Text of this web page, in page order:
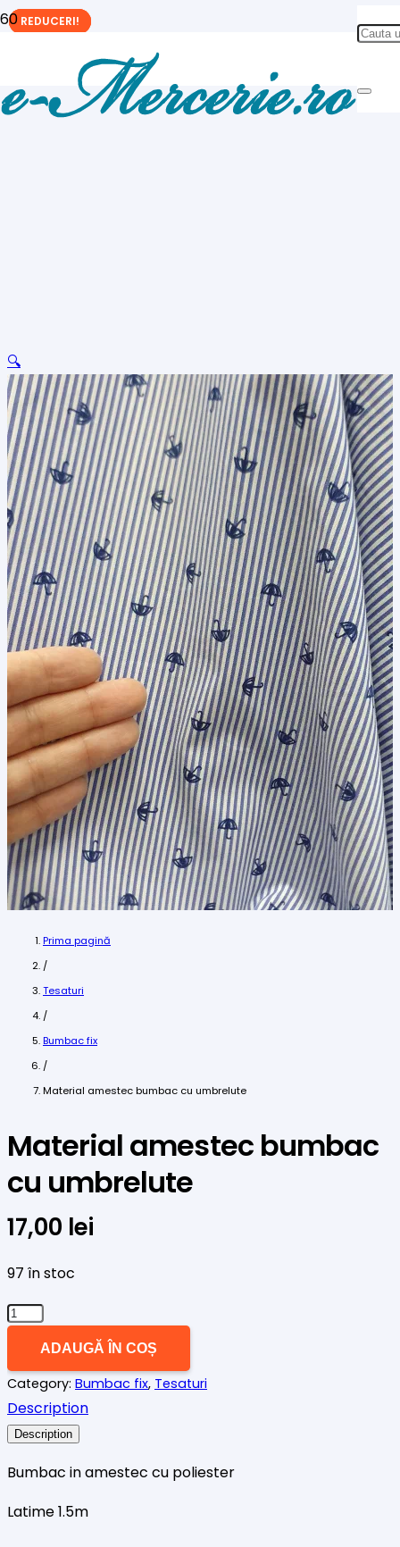
🔍
Prima pagină
/
Tesaturi
/
Bumbac fix
/
Material amestec bumbac cu umbrelute
Material amestec bumbac
cu umbrelute
17,00 lei
97 în stoc
Cantitate
bumbac
cu
umbrelute
ADAUGĂ ÎN COȘ
Category: Bumbac fix, Tesaturi
Description
Description
Bumbac in amestec cu poliester
Latime 1.5m
REDUCERI!
REDUCERI!
REDUCERI!